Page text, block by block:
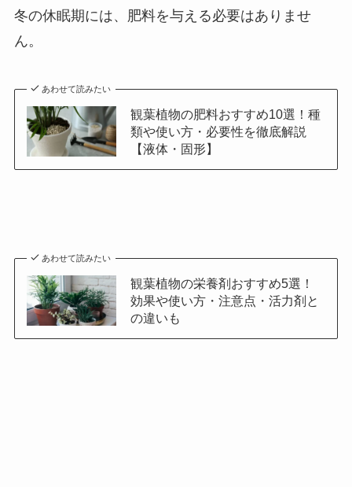
冬の休眠期には、肥料を与える必要はありませ
ん。
あわせて読みたい
観葉植物の肥料おすすめ10選！種
類や使い方・必要性を徹底解説
【液体・固形】
あわせて読みたい
観葉植物の栄養剤おすすめ5選！
効果や使い方・注意点・活力剤と
の違いも